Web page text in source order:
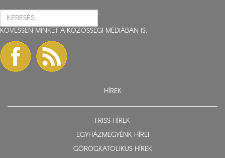
KÖVESSEN MINKET A KÖZÖSSÉGI MÉDIÁBAN IS:
HÍREK
FRISS HÍREK
EGYHÁZMEGYÉNK HÍREI
GÖRÖGKATOLIKUS HÍREK